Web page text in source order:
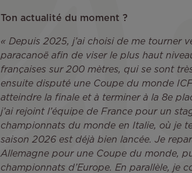
Ton actualité du moment ?
« Depuis 2025, j’ai choisi de me tourner
paracanoë afin de viser le plus haut
françaises sur 200 mètres, qui se sont
ensuite disputé une Coupe du monde
atteindre la finale et à terminer à la 8e
j’ai rejoint l’équipe de France pour un
championnats du monde en Italie, où je
saison 2026 est déjà bien lancée. Je
Allemagne pour une Coupe du monde,
championnats d’Europe. En parallèle, je